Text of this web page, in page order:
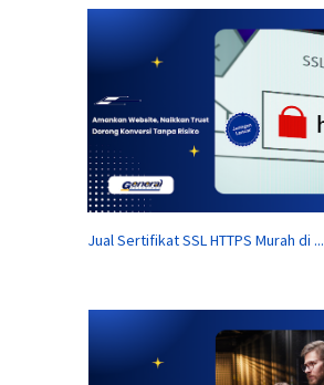
Jual Sertifikat SSL HTTPS Murah di ...